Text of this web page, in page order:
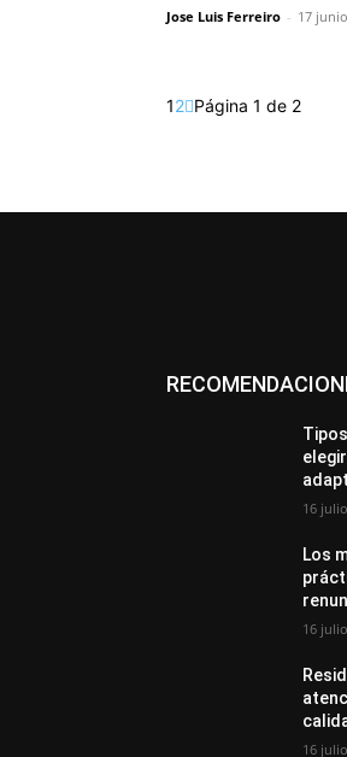
Jose Luis Ferreiro - 17
12 Página 1 de 2
16
Los
16
16